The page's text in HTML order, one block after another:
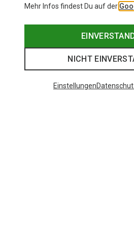
Mehr Infos findest Du auf der
NICHT
Einstellungen